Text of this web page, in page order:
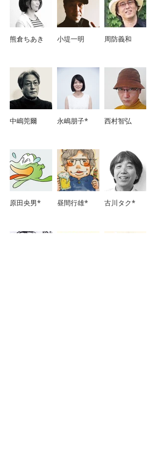
熊倉ちあき 小堤一明 周防義和
中嶋莞爾 永嶋朋子* 西村智弘
原田央男* 昼間行雄* 古川タク*